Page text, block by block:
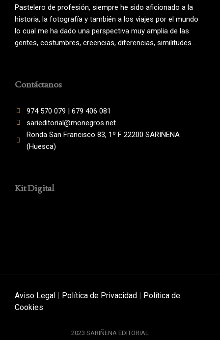
Pastelero de profesión, siempre he sido aficionado a la
historia, la fotografía y también a los viajes por el mundo
lo cual me ha dado una perspectiva muy amplia de las
gentes, costumbres, creencias, diferencias, similitudes…
Contáctanos
974 570 079 | 679 406 081
sarieditorial@monegros.net
Ronda San Francisco 83, 1º F 22200 SARIÑENA
(Huesca)
Kit Digital
2023 SARIÑENA EDITORIAL
Aviso Legal | Política de Privacidad | Política de
Cookies